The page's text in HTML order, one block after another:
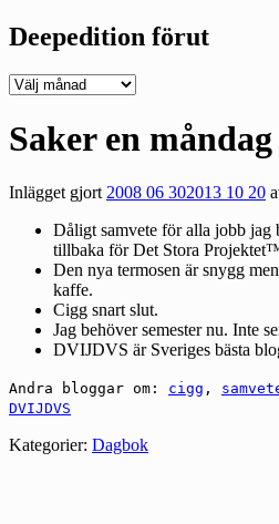
Deepedition förut
Deepedition
Saker en måndag
Inlägget gjort2008 06 302013 10 20
Dåligt samvete för alla jobb jag
tillbaka för Det Stora
Den nya termosen är snygg
kaffe.
Cigg snart slut.
Jag behöver semester nu. Inte
DVIJDVS är Sveriges bästa
Andra bloggar om: cigg ,
DVIJDVS
Kategorier: Dagbok